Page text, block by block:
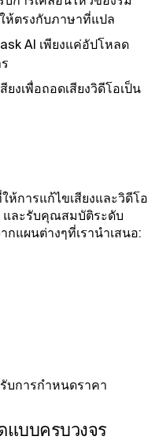
ห้ตรงกับภาษาที่แปล
AI เพียงแค่อัปโหลด
งเพื่อถอดเสียงวิดีโอเป็น
ห้การแก้ไขเสียงและวิดีโอ
และรับคุณสมบัติระดับ
แผนต่างๆที่เรานําเสนอ:
บการกําหนดราคา
แบบครบวงจร